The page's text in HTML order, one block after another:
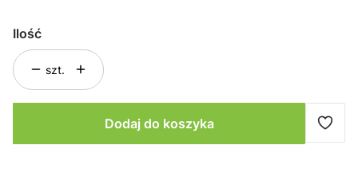
Ilość
szt.
Dodaj do koszyka